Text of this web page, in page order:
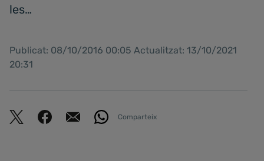
les…
Publicat: 08/10/2016 00:05 Actualitzat: 13/10/2021
20:31
Comparteix